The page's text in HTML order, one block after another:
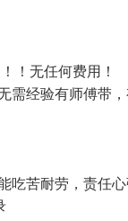
！无任何费用
需经验有师傅带
苦耐劳，责任心